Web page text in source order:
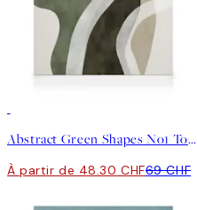
Abstract Green Shapes No1 Toile
À partir de 48.30 CHF69 CHF